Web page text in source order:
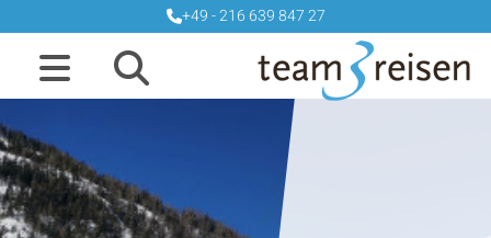
+49 - 216 639 847 27